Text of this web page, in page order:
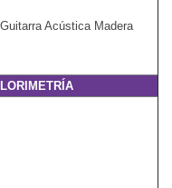
Guitarra Acústica Madera